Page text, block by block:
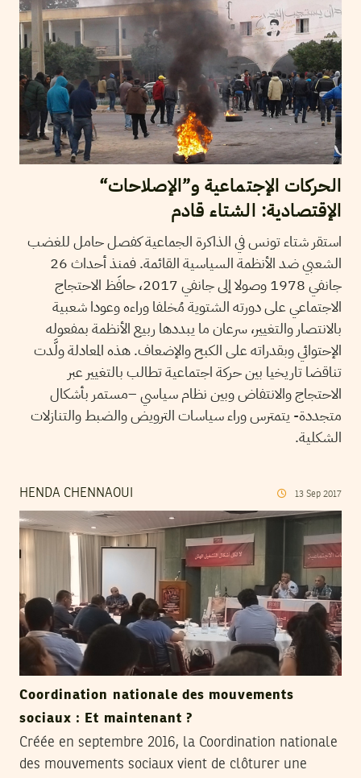
الحركات الإجتماعية و”الإصلاحات“
الإقتصادية: الشتاء قادم
استقر شتاء تونس في الذاكرة الجماعية كفصل حامل للغضب
الشعبي ضد الأنظمة السياسية القائمة. فمنذ أحداث 26
جانفي 1978 وصولا إلى جانفي 2017، حافَظ الاحتجاج
الاجتماعي على دورته الشتوية مُخلفا وراءه وعودا شعبية
بالانتصار والتغيير، سرعان ما يبددها ربيع الأنظمة بمفعوله
الإحتوائي وبقدراته على الكبح والإضعاف. هذه المعادلة ولَّدت
تناقضا تاريخيا بين حركة اجتماعية تطالب بالتغيير عبر
الاحتجاج والانتفاض وبين نظام سياسي –مستمر بأشكال
متجددة- يتمترس وراء سياسات الترويض والضبط والتنازلات
الشكلية.
HENDA CHENNAOUI 13 Sep 2017
Coordination nationale des mouvements
sociaux : Et maintenant ?
Créée en septembre 2016, la Coordination nationale
des mouvements sociaux vient de clôturer une